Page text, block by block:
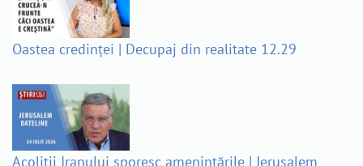
Oastea credinței | Decupaj din realitate 12.29
Acoliții Iranului sporesc amenințările | Jerusalem